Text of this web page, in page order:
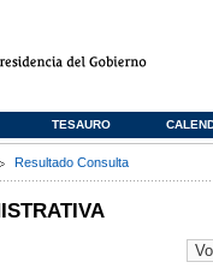
TESAURO
Resultado Consulta